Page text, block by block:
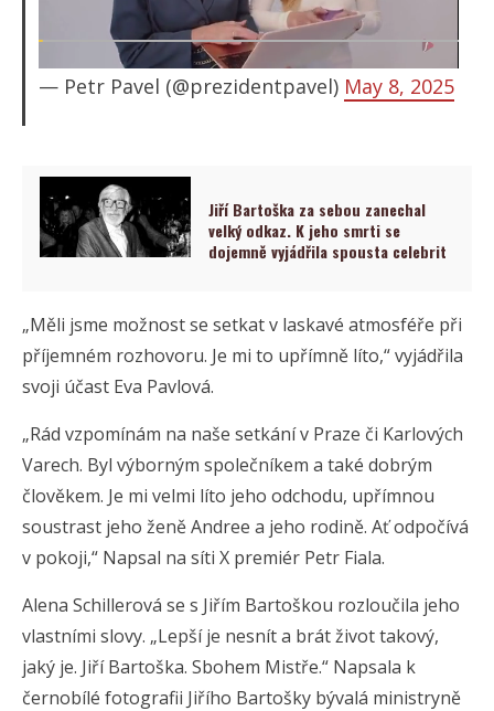
— Petr Pavel (@prezidentpavel) May 8, 2025
Jiří Bartoška za sebou zanechal
velký odkaz. K jeho smrti se
dojemně vyjádřila spousta celebrit
„Měli jsme možnost se setkat v laskavé atmosféře při
příjemném rozhovoru. Je mi to upřímně líto,“ vyjádřila
svoji účast Eva Pavlová.
„Rád vzpomínám na naše setkání v Praze či Karlových
Varech. Byl výborným společníkem a také dobrým
člověkem. Je mi velmi líto jeho odchodu, upřímnou
soustrast jeho ženě Andree a jeho rodině. Ať odpočívá
v pokoji,“ Napsal na síti X premiér Petr Fiala.
Alena Schillerová se s Jiřím Bartoškou rozloučila jeho
vlastními slovy. „Lepší je nesnít a brát život takový,
jaký je. Jiří Bartoška. Sbohem Mistře.“ Napsala k
černobílé fotografii Jiřího Bartošky bývalá ministryně